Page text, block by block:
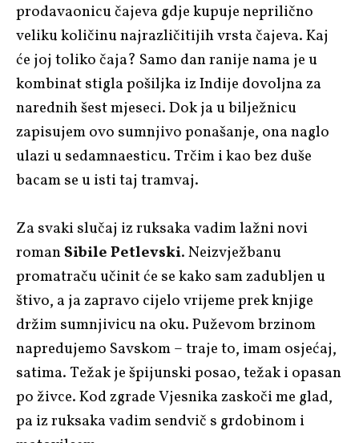
prodavaonicu čajeva gdje kupuje neprilično
veliku količinu najrazličitijih vrsta čajeva. Kaj
će joj toliko čaja? Samo dan ranije nama je u
kombinat stigla pošiljka iz Indije dovoljna za
narednih šest mjeseci. Dok ja u bilježnicu
zapisujem ovo sumnjivo ponašanje, ona naglo
ulazi u sedamnaesticu. Trčim i kao bez duše
bacam se u isti taj tramvaj.
Za svaki slučaj iz ruksaka vadim lažni novi
romanSibile Petlevski. Neizvježbanu
promatraču učinit će se kako sam zadubljen u
štivo, a ja zapravo cijelo vrijeme prek knjige
držim sumnjivicu na oku. Puževom brzinom
napredujemo Savskom – traje to, imam osjećaj,
satima. Težak je špijunski posao, težak i opasan
po živce. Kod zgrade Vjesnika zaskoči me glad,
pa iz ruksaka vadim sendvič s grdobinom i